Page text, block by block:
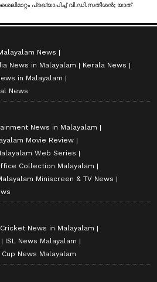
ശൈലിമാറ്റം പ്രഖ്യാപിച്ച് വി.ഡി.സതീശൻ; യാത്രയിൽ കൂടുതൽ സുരക്ഷാ വേണ്ട; റോഡ് ബ്ലോക്ക് ചെയ്യരുത്
News
News in Malayalam
Kerala News
in Malayalam
News
News in Malayalam
Movie Review
Web Series
Collection Malayalam
Miniscreen & TV News
Cricket News in Malayalam
ISL News Malayalam
News Malayalam